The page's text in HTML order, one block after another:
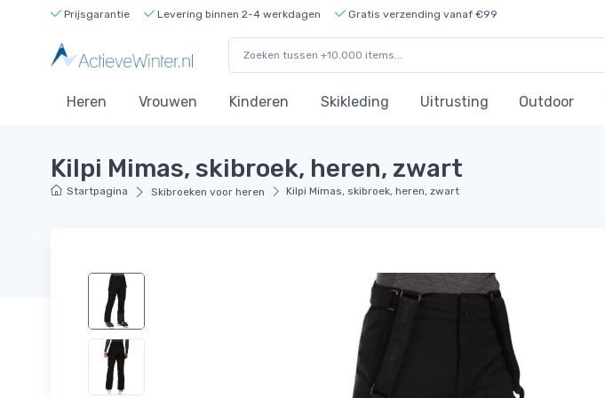
Prijsgarantie Levering binnen 2-4 werkdagen Gratis verzending vanaf €99
Heren Vrouwen Kinderen Skikleding Uitrusting Outdoor
Kilpi Mimas, skibroek, heren, zwart
Startpagina Skibroeken voor heren Kilpi Mimas, skibroek, heren, zwart